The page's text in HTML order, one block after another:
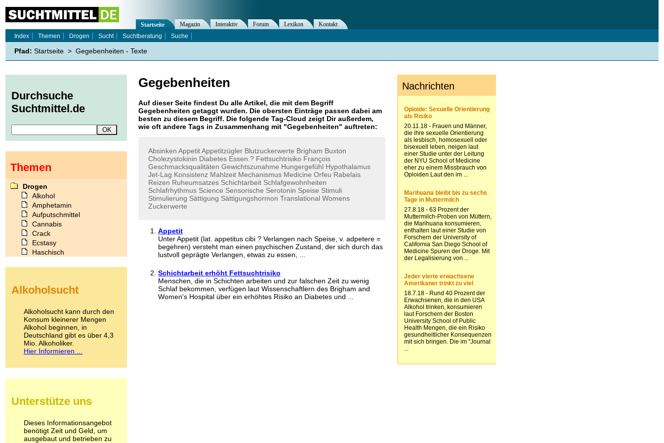
Gegebenheiten
Auf dieser Seite findest Du alle Artikel, die mit dem Begriff
Gegebenheiten getaggt wurden. Die obersten Einträge passen dabei am
besten zu diesem Begriff. Die folgende Tag-Cloud zeigt Dir außerdem,
wie oft andere Tags in Zusammenhang mit "Gegebenheiten" auftreten:
Absinken AppetitAppetitzügler Blutzuckerwerte Brigham Buxton
Cholezystokinin Diabetes Essen.? Fettsuchtrisiko François
Geschmacksqualitäten Gewichtszunahme Hungergefühl Hypothalamus
Jet-Lag Konsistenz Mahlzeit Mechanismus Medicine Orfeu Rabelais
Reizen Ruheumsatzes Schichtarbeit Schlafgewohnheiten
Schlafrhythmus Science Sensorische Serotonin Speise Stimuli
Stimulierung Sättigung Sättigungshormon Translational Womens
Zuckerwerte
Appetit
Unter Appetit (lat. appetitus cibi ? Verlangen nach Speise, v. adpetere =
begehren) versteht man einen psychischen Zustand, der sich durch das
lustvoll geprägte Verlangen, etwas zu essen, ...
Schichtarbeit erhöht Fettsuchtrisiko
Menschen, die in Schichten arbeiten und zur falschen Zeit zu wenig
Schlaf bekommen, verfügen laut Wissenschaftlern des Brigham and
Women's Hospital über ein erhöhtes Risiko an Diabetes und ...
Startseite Magazin Interaktiv Forum Lexikon
Kontakt
Index
Themen Drogen Sucht Suchtberatung Suche
Pfad: Startseite > Gegebenheiten - Texte
Durchsuche
Suchtmittel.de
Themen
Drogen
Alkohol
Amphetamin
Aufputschmittel
Cannabis
Crack
Ecstasy
Haschisch
Kokain
LSD
Marihuana
Medikamente
Meskalin
Metamphetamin
Methadon
Pilze
Psychopharmaka
Schlafmittel
Schmerzmittel
Alkoholsucht
Alkoholsucht kann durch den
Konsum kleinerer Mengen
Alkohol beginnen, in
Deutschland gibt es über 4,3
Mio. Alkoholiker.
Hier Informieren ...
Unterstütze uns
Dieses Informationsangebot
benötigt Zeit und Geld, um
ausgebaut und betrieben zu